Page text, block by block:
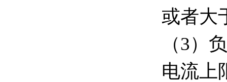
或者大
（3）
电流上